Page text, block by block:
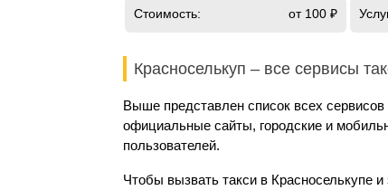
Стоимость: от 100 ₽
Красноселькуп – все сервисы
Выше представлен список всех
официальные сайты, городские и
пользователей.
Чтобы вызвать такси в Красноселькупе